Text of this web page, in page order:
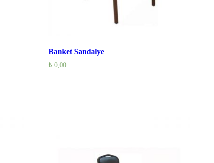
Banket Sandalye
₺0,00